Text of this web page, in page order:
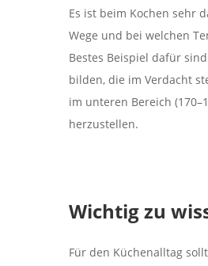
Es ist beim Kochen sehr
Wege und bei welchen
Bestes Beispiel dafür
bilden, die im Verdacht
im unteren Bereich
herzustellen.
Wichtig zu
Für den Küchenalltag